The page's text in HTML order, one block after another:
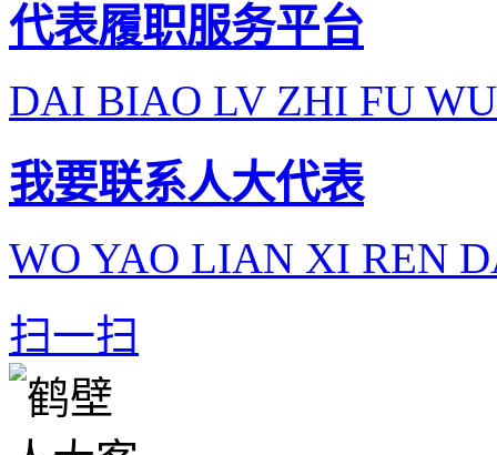
代表履职服务平台
DAI BIAO LV ZHI FU
我要联系人大代表
WO YAO LIAN XI REN
扫一扫